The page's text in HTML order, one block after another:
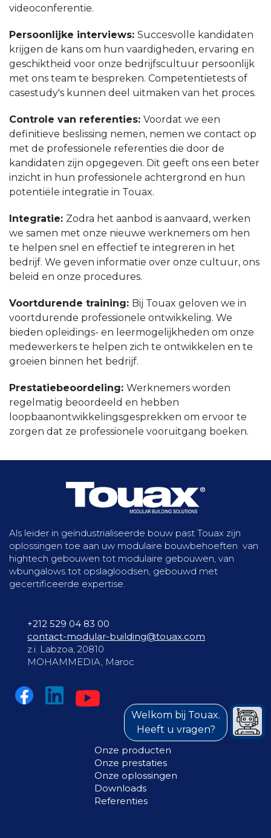
videoconferentie.
Persoonlijke interviews: Succesvolle kandidaten
krijgen de kans om hun vaardigheden, ervaring en
geschiktheid voor onze bedrijfscultuur persoonlijk
met ons team te bespreken. Competentietests of
casestudy's kunnen deel uitmaken van het proces.
Controle van referenties: Voordat we een
definitieve beslissing nemen, nemen we contact op
met de professionele referenties die door de
kandidaten zijn opgegeven. Dit geeft ons een beter
inzicht in hun professionele achtergrond en hun
potentiële integratie in Touax.
Integratie: Zodra het aanbod is aanvaard, werken
we samen met onze nieuwe werknemers om hen
te helpen snel en effectief te integreren in het
bedrijf. We geven informatie over onze cultuur, ons
beleid en onze procedures.
Voortdurende training: Bij Touax geloven we in
voortdurende professionele ontwikkeling. We
bieden opleidings- en leermogelijkheden om onze
medewerkers te helpen zich te ontwikkelen en te
groeien binnen het bedrijf.
Prestatiebeoordeling: Werknemers worden
regelmatig beoordeeld en hebben
loopbaanontwikkelingsgesprekken om ervoor te
zorgen dat ze professionele vooruitgang boeken.
Als leider in geïndustrialiseerde bouw past Touax zijn
oplossingen toe aan uw modulaire bouwbehoeften van
hightech gebouwen tot modulaire gebouwen, van
wbungalows tot opslagloodsen, gebouwd met
gecertificeerde expertise.
+212 529 04 83 00
contact-modular-building@touax.com
z.i. Labzoa, 20810
MOHAMMEDIA, Maroc
Onze producten
Onze prestaties
Onze oplossingen
Downloads
Referenties
Welkom bij Touax.
Heeft u vragen?